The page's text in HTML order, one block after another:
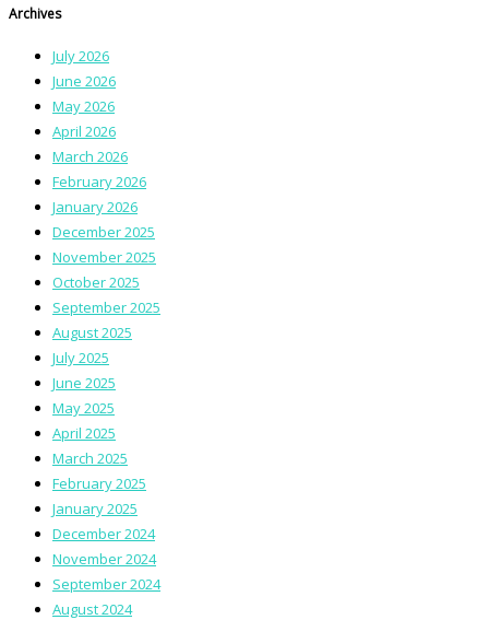
Archives
July 2026
June 2026
May 2026
April 2026
March 2026
February 2026
January 2026
December 2025
November 2025
October 2025
September 2025
August 2025
July 2025
June 2025
May 2025
April 2025
March 2025
February 2025
January 2025
December 2024
November 2024
September 2024
August 2024